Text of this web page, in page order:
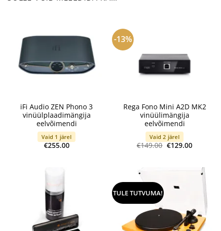
iFi Audio ZEN Phono 3
vinüülplaadimängija
eelvõimendi
Vaid 1 järel
€255.00
-13%
Rega Fono Mini A2D MK2
vinüülimängija
eelvõimendi
Vaid 2 järel
€149.00 Algne
hind
€129.00Current
TULE TUTVUMA!